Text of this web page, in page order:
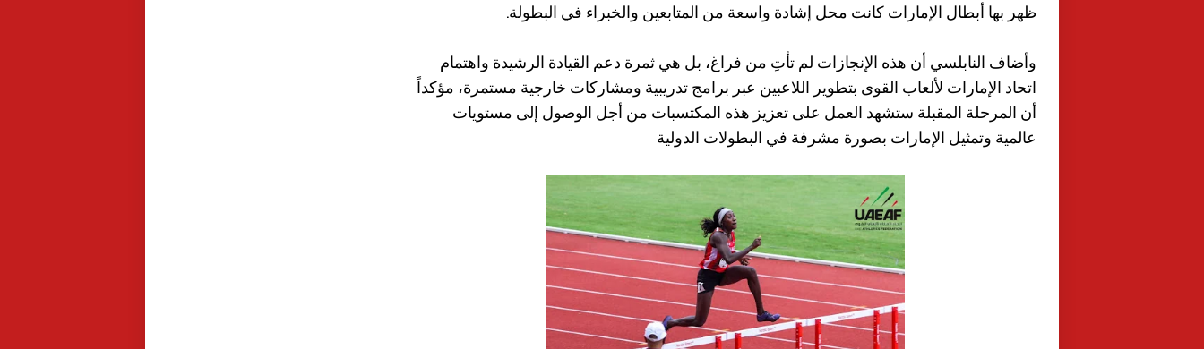
ظهر بها أبطال الإمارات كانت محل إشادة واسعة من المتابعين والخبراء في البطولة.
وأضاف النابلسي أن هذه الإنجازات لم تأتِ من فراغ، بل هي ثمرة دعم القيادة الرشيدة واهتمام
اتحاد الإمارات لألعاب القوى بتطوير اللاعبين عبر برامج تدريبية ومشاركات خارجية مستمرة، مؤكداً
أن المرحلة المقبلة ستشهد العمل على تعزيز هذه المكتسبات من أجل الوصول إلى مستويات
عالمية وتمثيل الإمارات بصورة مشرفة في البطولات الدولية